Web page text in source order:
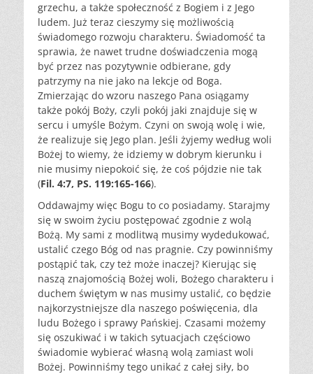
grzechu, a także społeczność z Bogiem i z Jego
ludem. Już teraz cieszymy się możliwością
świadomego rozwoju charakteru. Świadomość ta
sprawia, że nawet trudne doświadczenia mogą
być przez nas pozytywnie odbierane, gdy
patrzymy na nie jako na lekcje od Boga.
Zmierzając do wzoru naszego Pana osiągamy
także pokój Boży, czyli pokój jaki znajduje się w
sercu i umyśle Bożym. Czyni on swoją wolę i wie,
że realizuje się Jego plan. Jeśli żyjemy według woli
Bożej to wiemy, że idziemy w dobrym kierunku i
nie musimy niepokoić się, że coś pójdzie nie tak
(Fil. 4:7, PS. 119:165-166).
Oddawajmy więc Bogu to co posiadamy. Starajmy
się w swoim życiu postępować zgodnie z wolą
Bożą. My sami z modlitwą musimy wydedukować,
ustalić czego Bóg od nas pragnie. Czy powinniśmy
postąpić tak, czy też może inaczej? Kierując się
naszą znajomością Bożej woli, Bożego charakteru i
duchem świętym w nas musimy ustalić, co będzie
najkorzystniejsze dla naszego poświęcenia, dla
ludu Bożego i sprawy Pańskiej. Czasami możemy
się oszukiwać i w takich sytuacjach częściowo
świadomie wybierać własną wolą zamiast woli
Bożej. Powinniśmy tego unikać z całej siły, bo